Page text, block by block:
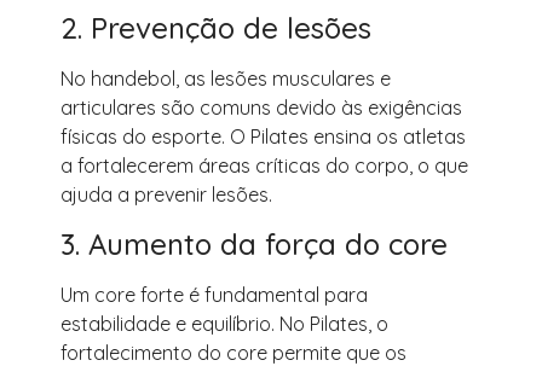
2. Prevenção de lesões
No handebol, as lesões musculares e
articulares são comuns devido às exigências
físicas do esporte. O Pilates ensina os atletas
a fortalecerem áreas críticas do corpo, o que
ajuda a prevenir lesões.
3. Aumento da força do core
Um core forte é fundamental para
estabilidade e equilíbrio. No Pilates, o
fortalecimento do core permite que os